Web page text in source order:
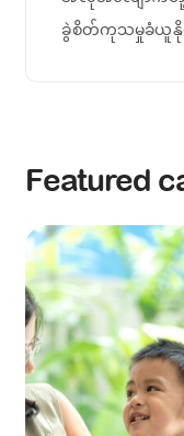
Featured
ခွဲစိတ်ကုသမှုခံယူနို